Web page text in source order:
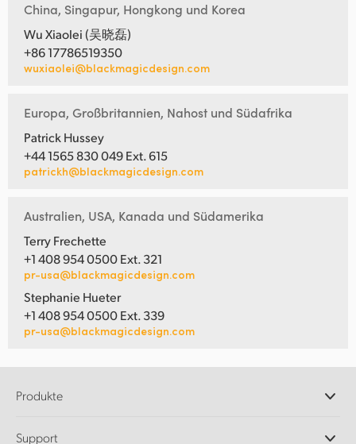
China, Singapur, Hongkong und Korea
Wu Xiaolei (吴晓磊)
+86 17786519350
wuxiaolei@blackmagicdesign.com
Europa, Großbritannien, Nahost und Südafrika
Patrick Hussey
+44 1565 830 049 Ext. 615
patrickh@blackmagicdesign.com
Australien, USA, Kanada und Südamerika
Terry Frechette
+1 408 954 0500 Ext. 321
pr-usa@blackmagicdesign.com
Stephanie Hueter
+1 408 954 0500 Ext. 339
pr-usa@blackmagicdesign.com
Produkte
Support